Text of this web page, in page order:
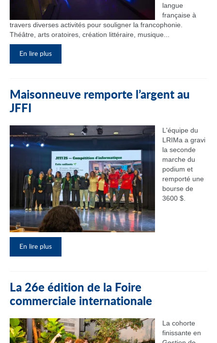
langue
française à
travers diverses activités pour souligner la francophonie.
Théâtre, arts oratoires, création littéraire, musique...
En lire plus
Maisonneuve remporte l’argent au
JFFI
L'équipe du
LRIMa a gravi
la seconde
marche du
podium et
remporté une
bourse de
3600 $.
En lire plus
La 26e édition de la Foire
commerciale internationale
La cohorte
finissante en